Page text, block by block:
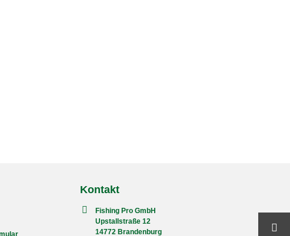
Kontakt
Fishing Pro GmbH
Upstallstraße 12
14772 Brandenburg